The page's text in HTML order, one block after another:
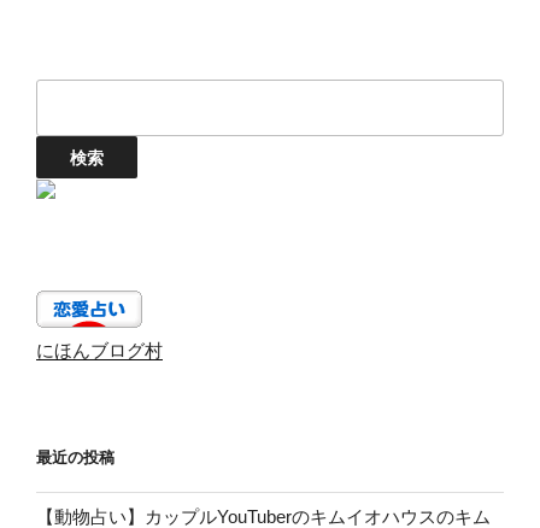
にほんブログ村
最近の投稿
【動物占い】カップルYouTuberのキムイオハウスのキム